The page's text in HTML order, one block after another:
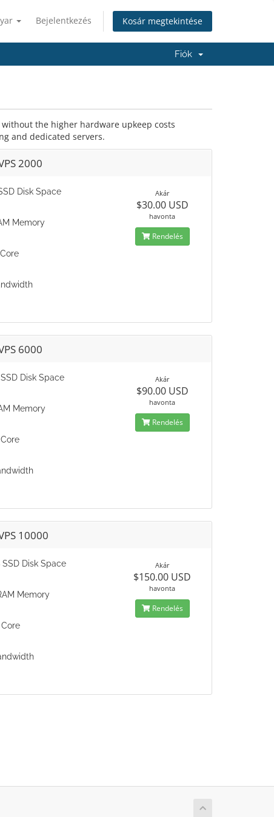
Bejelentkezés Kosár megtekintése
Fiók
the higher hardware upkeep costs
and dedicated servers.
2000
Disk Space
Memory
Akár
$30.00 USD
havonta
Rendelés
6000
Disk Space
Memory
Akár
$90.00 USD
havonta
Rendelés
10000
SSD Disk Space
Memory
Akár
$150.00 USD
havonta
Rendelés